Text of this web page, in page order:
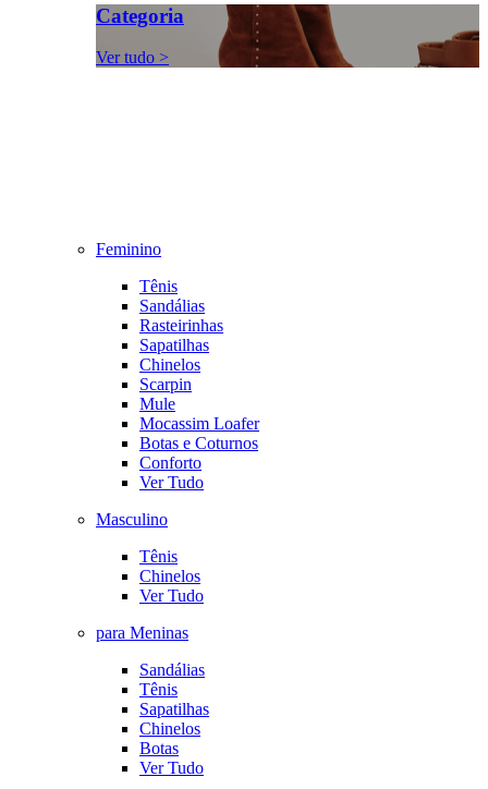
Categoria
Ver tudo >
Feminino
Tênis
Sandálias
Rasteirinhas
Sapatilhas
Chinelos
Scarpin
Mule
Mocassim Loafer
Botas e Coturnos
Conforto
Ver Tudo
Masculino
Tênis
Chinelos
Ver Tudo
para Meninas
Sandálias
Tênis
Sapatilhas
Chinelos
Botas
Ver Tudo